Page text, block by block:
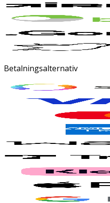
Betalningsalternativ